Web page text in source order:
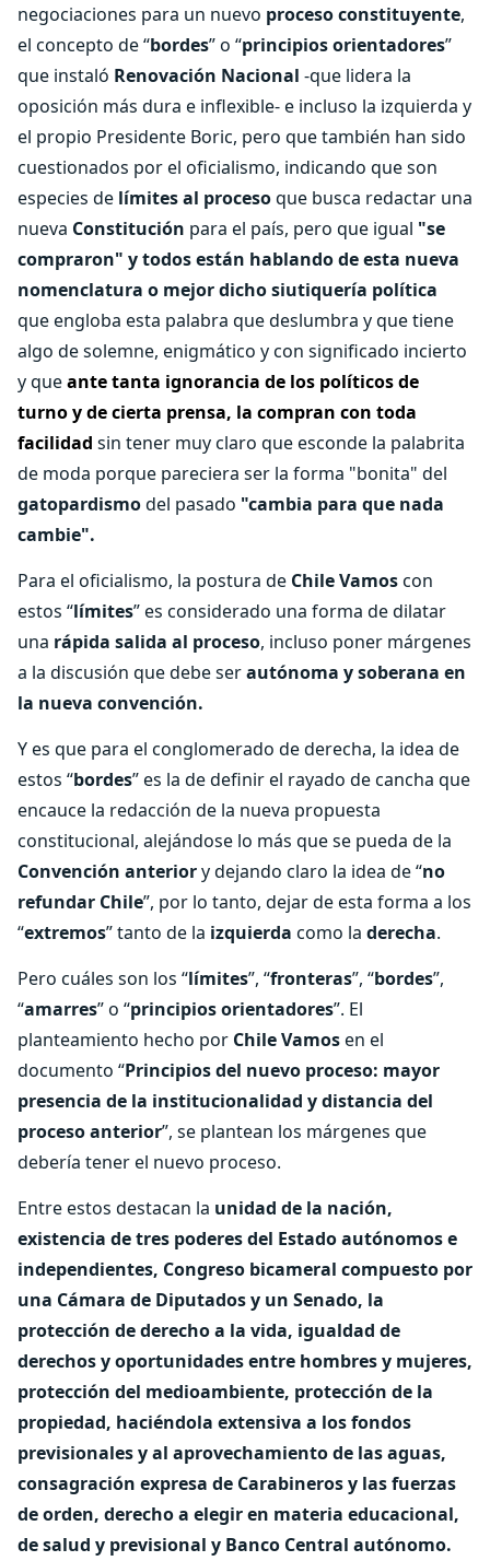
negociaciones para un nuevo proceso constituyente,
el concepto de “bordes” o “principios orientadores”
que instaló Renovación Nacional -que lidera la
oposición más dura e inflexible- e incluso la izquierda y
el propio Presidente Boric, pero que también han sido
cuestionados por el oficialismo, indicando que son
especies de límites al procesoque busca redactar una
nueva Constitución para el país, pero que igual "se
compraron" y todos están hablando de esta nueva
nomenclatura o mejor dicho siutiquería política
que engloba esta palabra que deslumbra y que tiene
algo de solemne, enigmático y con significado incierto
y queante tanta ignorancia de los políticos de
turno y de cierta prensa, la compran con toda
facilidad sin tener muy claro que esconde la palabrita
de moda porque pareciera ser la forma "bonita" del
gatopardismodel pasado "cambia para que nada
cambie".
Para el oficialismo, la postura de Chile Vamoscon
estos “límites” es considerado una forma de dilatar
una rápida salida al proceso, incluso poner márgenes
a la discusión que debe serautónoma y soberana en
la nueva convención.
Y es que para el conglomerado de derecha, la idea de
estos “bordes” es la de definir el rayado de cancha que
encauce la redacción de la nueva propuesta
constitucional, alejándose lo más que se pueda de la
Convención anteriory dejando claro la idea de “no
refundar Chile”, por lo tanto, dejar de esta forma a los
“extremos” tanto de la izquierda como la derecha.
Pero cuáles son los “límites”, “fronteras”, “bordes”,
“amarres” o “principios orientadores”. El
planteamiento hecho por Chile Vamosen el
documento “Principios del nuevo proceso: mayor
presencia de la institucionalidad y distancia del
proceso anterior”, se plantean los márgenes que
debería tener el nuevo proceso.
Entre estos destacan la unidad de la nación,
existencia de tres poderes del Estado autónomos e
independientes, Congreso bicameral compuesto por
una Cámara de Diputados y un Senado, la
protección de derecho a la vida, igualdad de
derechos y oportunidades entre hombres y mujeres,
protección del medioambiente, protección de la
propiedad, haciéndola extensiva a los fondos
previsionales y al aprovechamiento de las aguas,
consagración expresa de Carabineros y las fuerzas
de orden, derecho a elegir en materia educacional,
de salud y previsional y Banco Central autónomo.